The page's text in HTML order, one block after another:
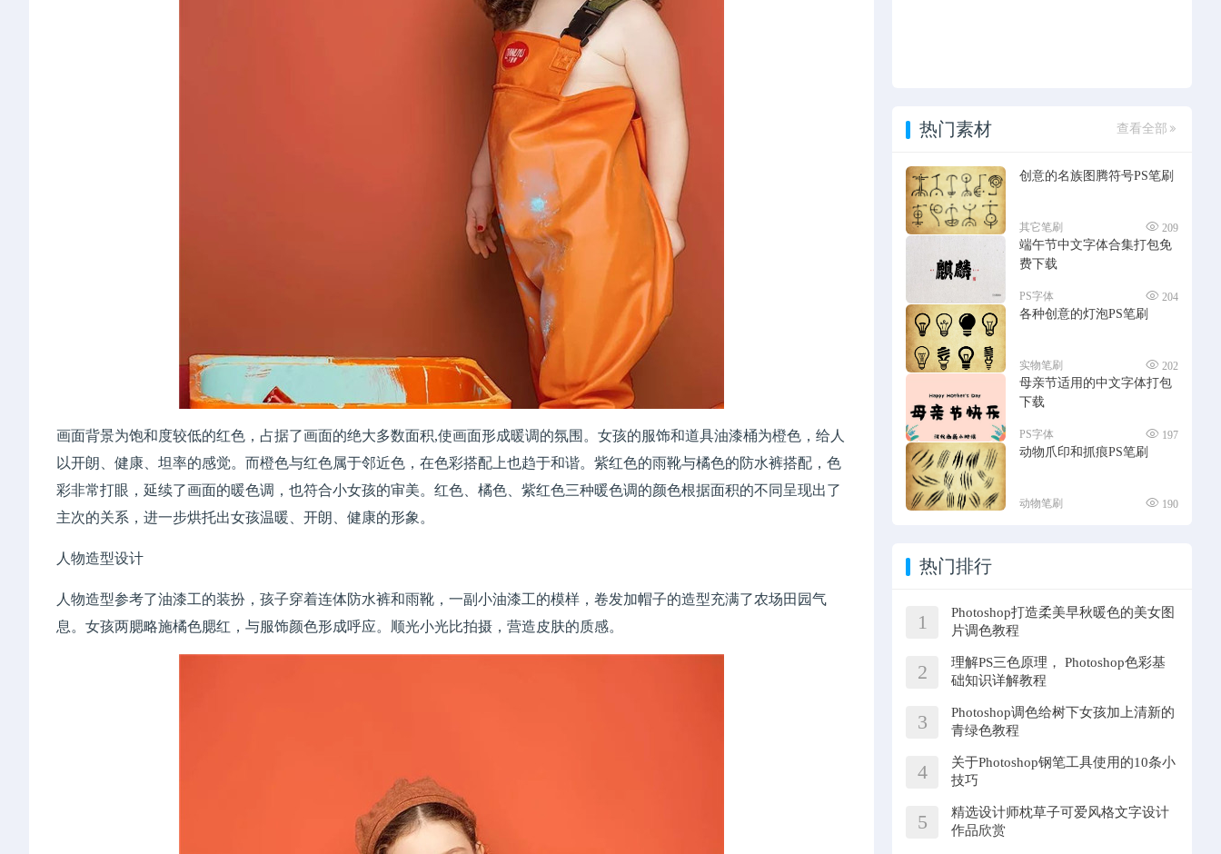
画面背景为饱和度较低的红色，占据了画面的绝大多数面积,使画面形成暖调的氛围。女孩的服饰和道具油漆桶为橙色，给人
以开朗、健康、坦率的感觉。而橙色与红色属于邻近色，在色彩搭配上也趋于和谐。紫红色的雨靴与橘色的防水裤搭配，色
彩非常打眼，延续了画面的暖色调，也符合小女孩的审美。红色、橘色、紫红色三种暖色调的颜色根据面积的不同呈现出了
主次的关系，进一步烘托出女孩温暖、开朗、健康的形象。
人物造型设计
人物造型参考了油漆工的装扮，孩子穿着连体防水裤和雨靴，一副小油漆工的模样，卷发加帽子的造型充满了农场田园气
息。女孩两腮略施橘色腮红，与服饰颜色形成呼应。顺光小光比拍摄，营造皮肤的质感。
热门素材 查看全部
创意的名族图腾符号PS笔刷
其它笔刷 209
端午节中文字体合集打包免
费下载
PS字体 204
各种创意的灯泡PS笔刷
实物笔刷 202
母亲节适用的中文字体打包
下载
PS字体 197
动物爪印和抓痕PS笔刷
动物笔刷 190
热门排行
1
Photoshop打造柔美早秋暖色的美女图
片调色教程
2
理解PS三色原理， Photoshop色彩基
础知识详解教程
3
Photoshop调色给树下女孩加上清新的
青绿色教程
4
关于Photoshop钢笔工具使用的10条小
技巧
5
精选设计师枕草子可爱风格文字设计
作品欣赏